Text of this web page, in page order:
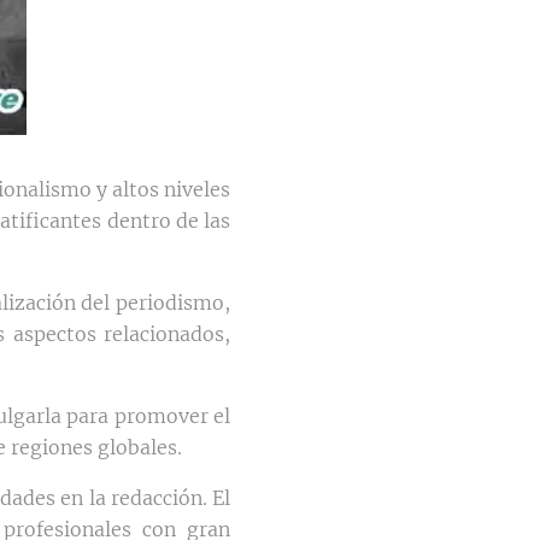
y altos niveles
dentro de las
del periodismo,
relacionados,
para promover el
globales.
en la redacción. El
con gran